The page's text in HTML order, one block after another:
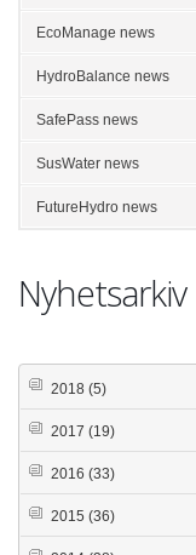
EcoManage news
HydroBalance news
SafePass news
SusWater news
FutureHydro news
Nyhetsarkiv
2018 (5)
2017 (19)
2016 (33)
2015 (36)